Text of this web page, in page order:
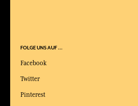
FOLGE UNS AUF ...
Facebook
Twitter
Pinterest